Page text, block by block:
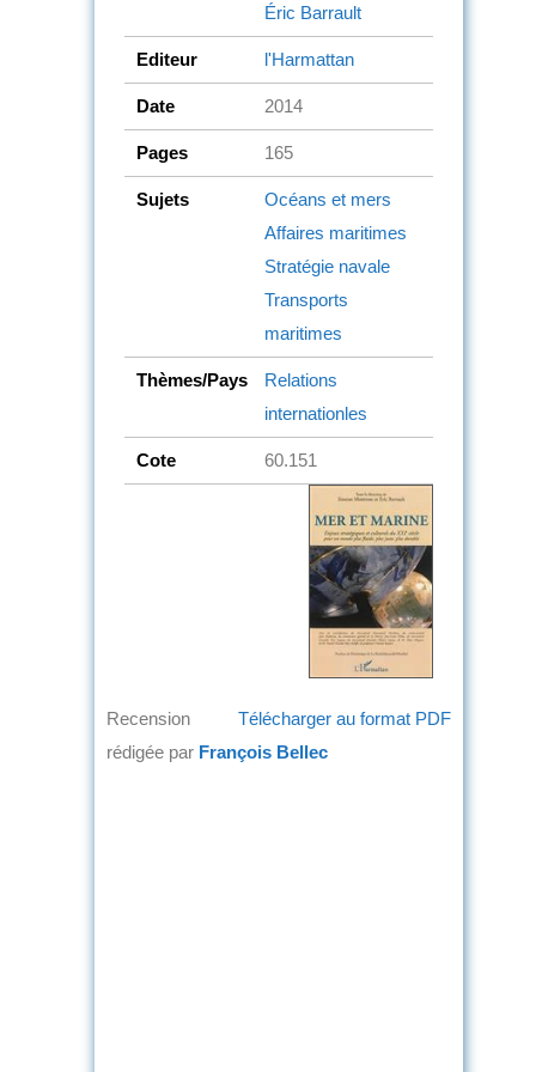
Éric Barrault
Editeur l'Harmattan
Date 2014
Pages 165
Sujets
Océans et mers
Affaires maritimes
Stratégie navale
Transports
maritimes
Thèmes/Pays
Relations
internationles
Cote 60.151
Télécharger au format PDF
Recension
rédigée par François Bellec